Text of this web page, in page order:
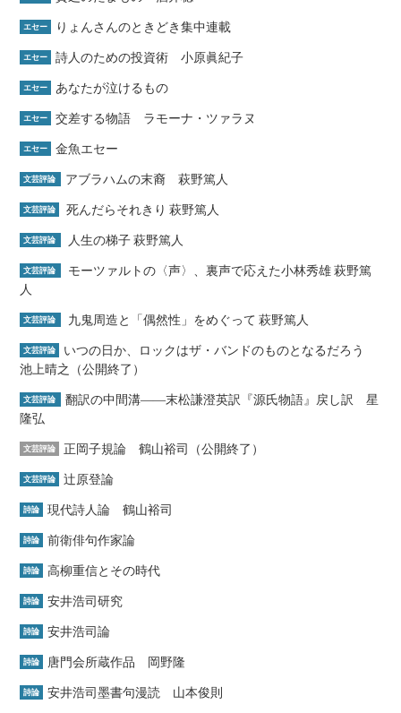
エセー りょんさんのときどき集中連載
エセー 詩人のための投資術 小原眞紀子
エセー あなたが泣けるもの
エセー 交差する物語 ラモーナ・ツァラヌ
エセー 金魚エセー
文芸評論 アブラハムの末裔 萩野篤人
文芸評論 死んだらそれきり 萩野篤人
文芸評論 人生の梯子 萩野篤人
文芸評論
モーツァルトの〈声〉、裏声で応えた小林秀雄 萩野篤
人
文芸評論 九鬼周造と「偶然性」をめぐって 萩野篤人
文芸評論
いつの日か、ロックはザ・バンドのものとなるだろう
池上晴之（公開終了）
文芸評論
翻訳の中間溝――末松謙澄英訳『源氏物語』戻し訳 星
隆弘
文芸評論 正岡子規論 鶴山裕司（公開終了）
文芸評論 辻原登論
詩論 現代詩人論 鶴山裕司
詩論 前衛俳句作家論
詩論 高柳重信とその時代
詩論 安井浩司研究
詩論 安井浩司論
詩論 唐門会所蔵作品 岡野隆
詩論 安井浩司墨書句漫読 山本俊則